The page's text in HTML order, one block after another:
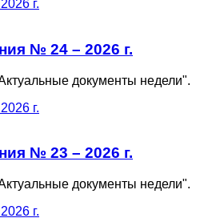
№ 24 – 2026 г.
документы недели".
№ 23 – 2026 г.
документы недели".